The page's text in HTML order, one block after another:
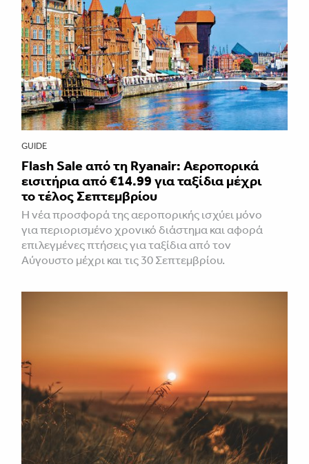
GUIDE
Flash Sale από τη Ryanair: Αεροπορικά
εισιτήρια από €14.99 για ταξίδια μέχρι
το τέλος Σεπτεμβρίου
Η νέα προσφορά της αεροπορικής ισχύει μόνο
για περιορισμένο χρονικό διάστημα και αφορά
επιλεγμένες πτήσεις για ταξίδια από τον
Αύγουστο μέχρι και τις 30 Σεπτεμβρίου.